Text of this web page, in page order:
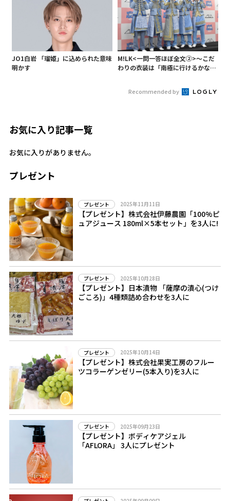
JO1白岩 「瑠姫」に込められた意味
明かす
M!LK<一問一答ほぼ全文②>～こだ
わりの衣装は「南極に行けるかなと
Recommended by
お気に入り記事一覧
お気に入りがありません。
プレゼント
プレゼント 2025年11月11日
【プレゼント】株式会社伊藤農園「100%ピ
ュアジュース 180ml×5本セット」を3人に!
プレゼント 2025年10月28日
【プレゼント】日本漬物 「薩摩の漬心(つけ
ごころ)」4種類詰め合わせを3人に
プレゼント 2025年10月14日
【プレゼント】株式会社果実工房のフルー
ツコラーゲンゼリー(5本入り)を3人に
プレゼント 2025年09月23日
【プレゼント】ボディケアジェル
「AFLORA」 3人にプレゼント